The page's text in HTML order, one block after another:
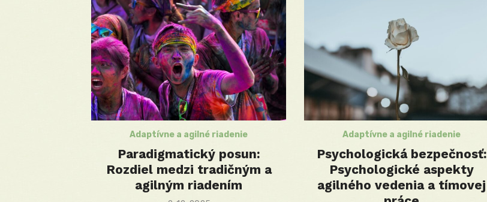
Adaptívne a agilné riadenie
Paradigmatický posun:
Rozdiel medzi tradičným a
agilným riadením
Adaptívne a agilné riadenie
Psychologická bezpečnosť:
Psychologické aspekty
agilného vedenia a tímovej